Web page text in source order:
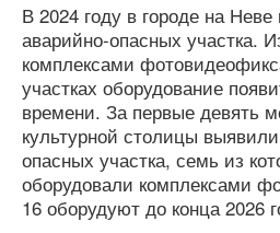
В 2024 году в городе на
аварийно-опасных участка.
комплексами
участках оборудование
времени. За первые девять
культурной столицы
опасных участка, семь из
оборудовали комплексами
16 оборудуют до конца 2026